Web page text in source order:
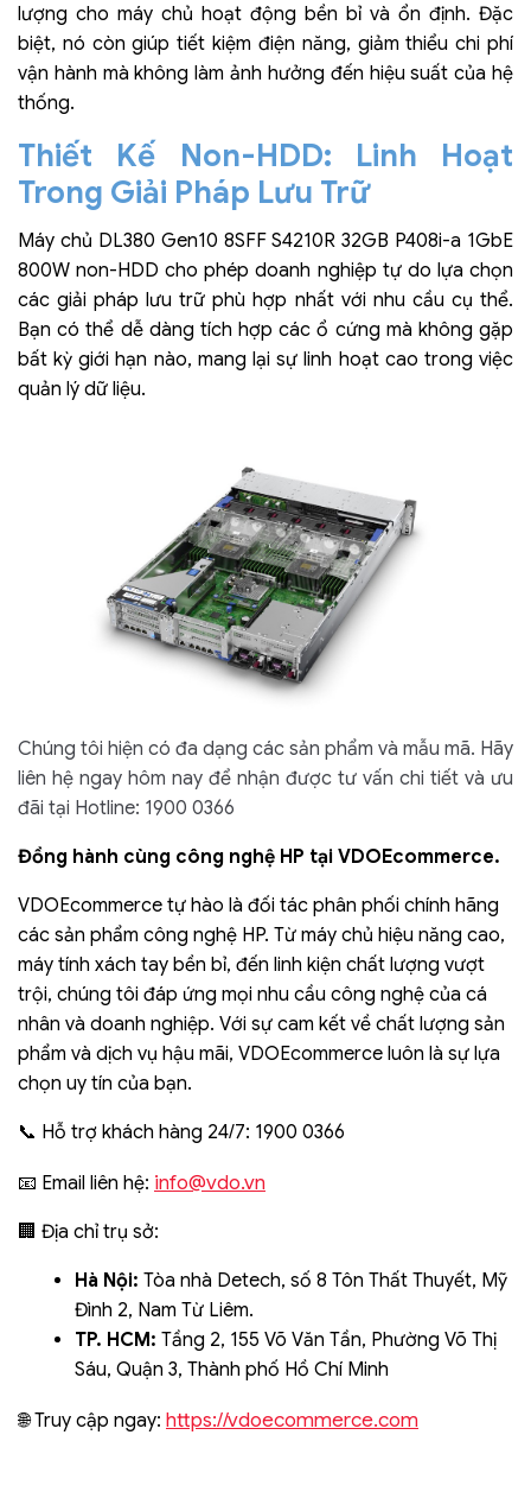
lượng cho máy chủ hoạt động bền bỉ và ổn định. Đặc
biệt, nó còn giúp tiết kiệm điện năng, giảm thiểu chi phí
vận hành mà không làm ảnh hưởng đến hiệu suất của hệ
thống.
Thiết Kế Non-HDD: Linh Hoạt
Trong Giải Pháp Lưu Trữ
Máy chủ DL380 Gen10 8SFF S4210R 32GB P408i-a 1GbE
800W non-HDD cho phép doanh nghiệp tự do lựa chọn
các giải pháp lưu trữ phù hợp nhất với nhu cầu cụ thể.
Bạn có thể dễ dàng tích hợp các ổ cứng mà không gặp
bất kỳ giới hạn nào, mang lại sự linh hoạt cao trong việc
quản lý dữ liệu.
Chúng tôi hiện có đa dạng các sản phẩm và mẫu mã. Hãy
liên hệ ngay hôm nay để nhận được tư vấn chi tiết và ưu
đãi tại Hotline: 1900 0366
Đồng hành cùng công nghệ HP tại VDOEcommerce.
VDOEcommerce tự hào là đối tác phân phối chính hãng
các sản phẩm công nghệ HP. Từ máy chủ hiệu năng cao,
máy tính xách tay bền bỉ, đến linh kiện chất lượng vượt
trội, chúng tôi đáp ứng mọi nhu cầu công nghệ của cá
nhân và doanh nghiệp. Với sự cam kết về chất lượng sản
phẩm và dịch vụ hậu mãi, VDOEcommerce luôn là sự lựa
chọn uy tín của bạn.
📞 Hỗ trợ khách hàng 24/7: 1900 0366
📧 Email liên hệ: info@vdo.vn
🏢 Địa chỉ trụ sở:
Hà Nội: Tòa nhà Detech, số 8 Tôn Thất Thuyết, Mỹ
Đình 2, Nam Từ Liêm.
TP. HCM: Tầng 2, 155 Võ Văn Tần, Phường Võ Thị
Sáu, Quận 3, Thành phố Hồ Chí Minh
🌐 Truy cập ngay: https://vdoecommerce.com